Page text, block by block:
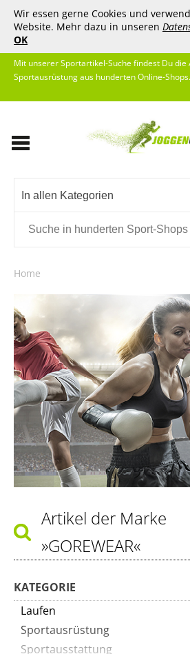
Wir essen gerne Cookies und
Website. Mehr dazu in unseren
OK
Mit unserer Sportartikel-Suche findest Du die
Sportausrüstung aus hunderten Online-Shops.
In allen Kategorien
Home
Artikel der Marke
»GOREWEAR«
KATEGORIE
Laufen
Sportausrüstung
Sportausstattung